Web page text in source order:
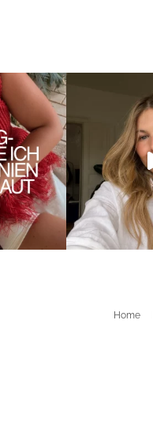
Home